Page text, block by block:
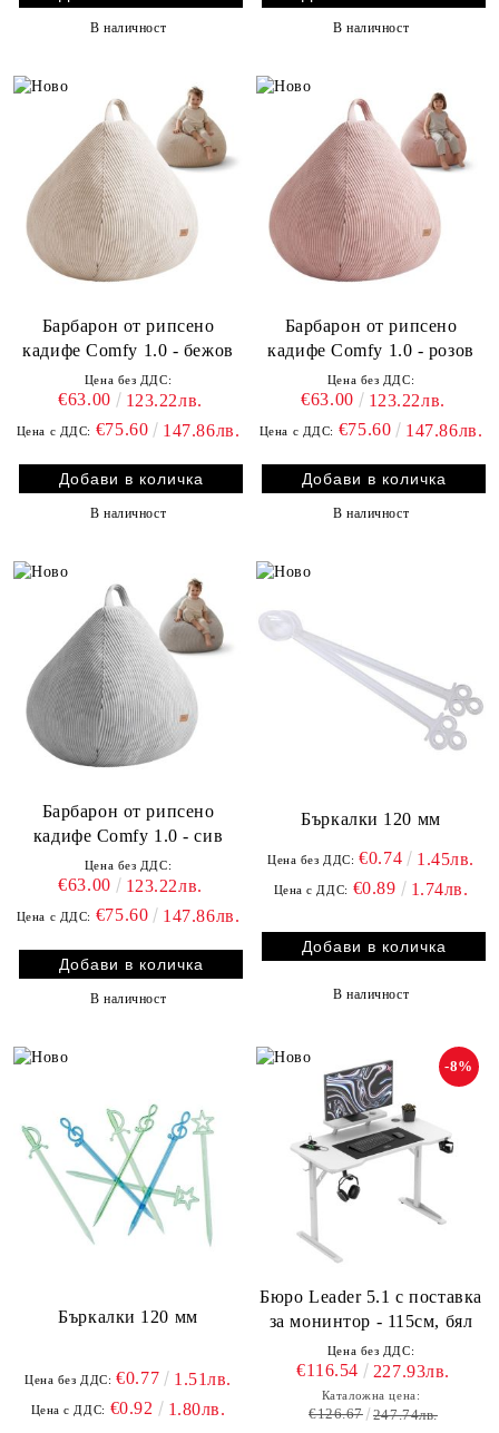
В наличност В наличност
Барбарон от рипсено
кадифе Comfy 1.0 - бежов
Цена без ДДС:
€63.00 123.22лв.
Цена с ДДС: €75.60 147.86лв.
В наличност
Барбарон от рипсено
кадифе Comfy 1.0 - розов
Цена без ДДС:
€63.00 123.22лв.
Цена с ДДС: €75.60 147.86лв.
В наличност
Барбарон от рипсено
кадифе Comfy 1.0 - сив
Цена без ДДС:
€63.00 123.22лв.
Цена с ДДС: €75.60 147.86лв.
В наличност
Бъркалки 120 мм
Цена без ДДС: €0.74 1.45лв.
Цена с ДДС: €0.89 1.74лв.
В наличност
Бъркалки 120 мм
Цена без ДДС: €0.77 1.51лв.
Цена с ДДС: €0.92 1.80лв.
Бюро Leader 5.1 с поставка
за монинтор - 115см, бял
-8%
Цена без ДДС:
€116.54 227.93лв.
Каталожна цена:
€126.67 247.74лв.